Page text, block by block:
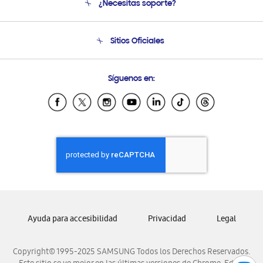
Soporte
Condiciones de Compra
¿Necesitas soporte?
Soporte vía eMail
Sitios Oficiales
Samsung Ecuador
Samsung El Salvador
Samsung Honduras
Samsung Nicaragua
Samsung Panamá
Samsung Venezuela
Síguenos en:
Copyright© 1995-2025 SAMSUNG Todos los Derechos Reservados.
Ayuda para accesibilidad Privacidad Legal